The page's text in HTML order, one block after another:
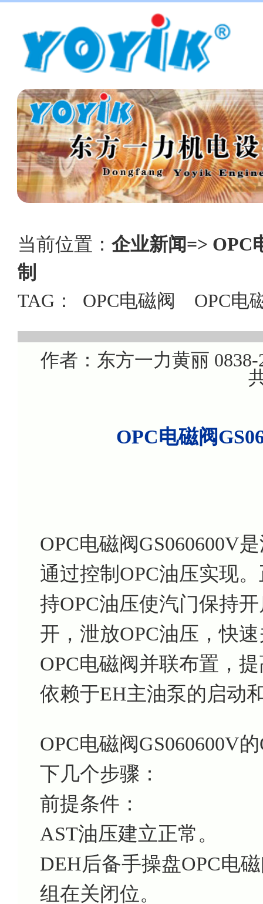
当前位置： 企业新闻=> OPC
制
TAG： OPC电磁阀 OPC电
作者：东方一力黄丽
OPC电磁阀
OPC电磁阀GS060600V
通过控制OPC油压实现
持OPC油压使汽门保持
开，泄放OPC油压，快
OPC电磁阀并联布置，
依赖于EH主油泵的启动
OPC电磁阀GS060600V
下几个步骤：
前提条件：
AST油压建立正常。
DEH后备手操盘OPC电
组在关闭位。